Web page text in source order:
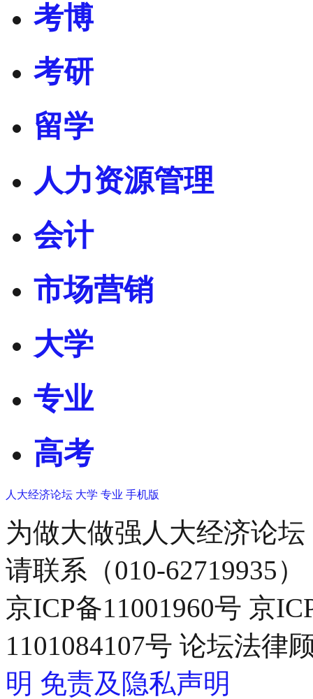
考博
考研
留学
人力资源管理
会计
市场营销
大学
专业
高考
人大经济论坛 大学 专业 手机版
为做大做强人大经济论
请联系（010-62719935）
京ICP备11001960号 京
1101084107号 论坛法律
明 免责及隐私声明